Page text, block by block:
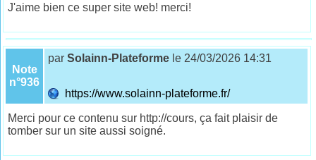
J'aime bien ce super site web! merci!
Note
n°936
parSolainn-Plateforme le 24/03/2026 14:31
https://www.solainn-plateforme.fr/
Merci pour ce contenu sur http://cours, ça fait plaisir de
tomber sur un site aussi soigné.